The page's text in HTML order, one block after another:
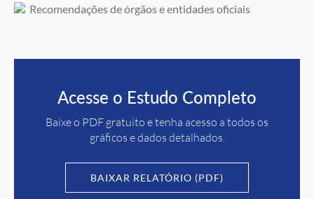
Recomendações de órgãos e entidades oficiais
Acesse o Estudo Completo
Baixe o PDF gratuito e tenha acesso a todos os
gráficos e dados detalhados.
BAIXAR RELATÓRIO (PDF)